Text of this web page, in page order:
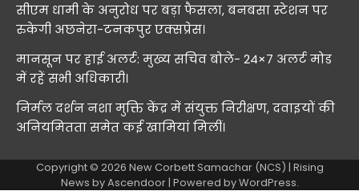
सीएम धामी के अनुरोध पर बड़ा फैसला, बनबसा स्टेशन पर
रुकेगी अछनेरा-टनकपुर एक्सप्रेस।
मानसून पर हाई अलर्ट: मुख्य सचिव बोले- 24×7 अलर्ट मोड
में रहें सभी अधिकारी।
निर्मल दर्शन नशा मुक्ति केंद्र में संयुक्त निरीक्षण, दवाइयों की
अनियमितता समेत कई खामियां मिलीं।
Copyright © 2026 New Corbett Samachar (NCS) | Rising
News byAscendoor| Powered byWordPress.